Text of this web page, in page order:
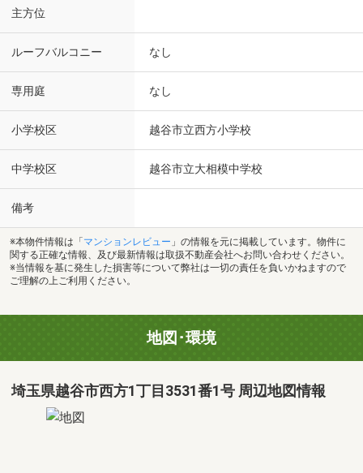
主方位
ルーフバルコニー なし
専用庭 なし
小学校区 越谷市立西方小学校
中学校区 越谷市立大相模中学校
備考
※本物件情報は「 マンションレビュー 」の情報を元に掲載しています。物件に
関する正確な情報、及び最新情報は取扱不動産会社へお問い合わせください。
※当情報を基に発生した損害等について弊社は一切の責任を負いかねますので
ご理解の上ご利用ください。
地図･環境
埼玉県越谷市西方1丁目3531番1号 周辺地図情報